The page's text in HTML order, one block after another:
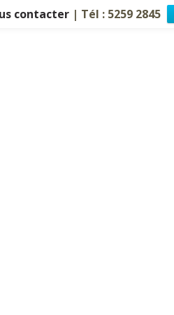
contacter | Tél : 5259 2845